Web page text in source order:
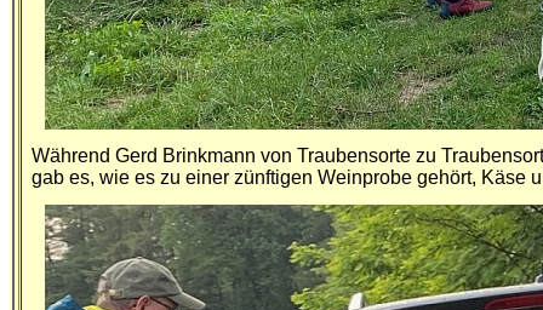
Während Gerd Brinkmann von Traubensorte zu
gab es, wie es zu einer zünftigen Weinprobe gehört, Käse